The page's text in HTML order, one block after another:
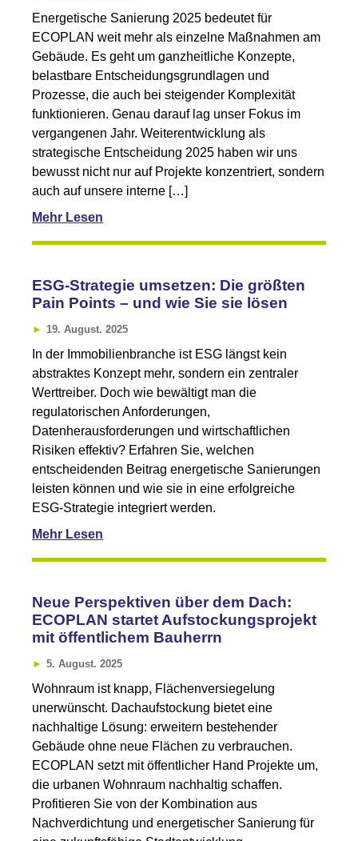
Energetische Sanierung 2025 bedeutet für
ECOPLAN weit mehr als einzelne Maßnahmen am
Gebäude. Es geht um ganzheitliche Konzepte,
belastbare Entscheidungsgrundlagen und
Prozesse, die auch bei steigender Komplexität
funktionieren. Genau darauf lag unser Fokus im
vergangenen Jahr. Weiterentwicklung als
strategische Entscheidung 2025 haben wir uns
bewusst nicht nur auf Projekte konzentriert, sondern
auch auf unsere interne […]
Mehr Lesen
ESG-Strategie umsetzen: Die größten
Pain Points – und wie Sie sie lösen
19. August. 2025
In der Immobilienbranche ist ESG längst kein
abstraktes Konzept mehr, sondern ein zentraler
Werttreiber. Doch wie bewältigt man die
regulatorischen Anforderungen,
Datenherausforderungen und wirtschaftlichen
Risiken effektiv? Erfahren Sie, welchen
entscheidenden Beitrag energetische Sanierungen
leisten können und wie sie in eine erfolgreiche
ESG-Strategie integriert werden.
Mehr Lesen
Neue Perspektiven über dem Dach:
ECOPLAN startet Aufstockungsprojekt
mit öffentlichem Bauherrn
5. August. 2025
Wohnraum ist knapp, Flächenversiegelung
unerwünscht. Dachaufstockung bietet eine
nachhaltige Lösung: erweitern bestehender
Gebäude ohne neue Flächen zu verbrauchen.
ECOPLAN setzt mit öffentlicher Hand Projekte um,
die urbanen Wohnraum nachhaltig schaffen.
Profitieren Sie von der Kombination aus
Nachverdichtung und energetischer Sanierung für